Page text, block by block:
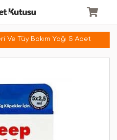
Ve Tüy Bakım Yağı 5 Adet